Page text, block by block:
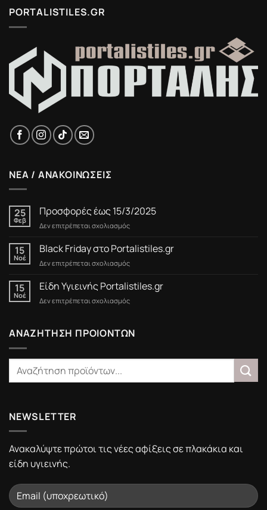
PORTALISTILES.GR
ΝΕΑ / ΑΝΑΚΟΙΝΩΣΕΙΣ
25
Φεβ
Προσφορές έως 15/3/2025
Δεν επιτρέπεται σχολιασμόςστο
έως
15/3/2025
15
Νοέ
Black Friday στο Portalistiles.gr
Δεν επιτρέπεται σχολιασμόςστο
Friday
στο
Portalistiles.gr
15
Νοέ
Είδη Υγιεινής Portalistiles.gr
Δεν επιτρέπεται σχολιασμόςστο
Portalistiles.gr
ΑΝΑΖΗΤΗΣΗ ΠΡΟΙΟΝΤΩΝ
NEWSLETTER
Ανακαλύψτε πρώτοι τις νέες αφίξεις σε πλακάκια και
είδη υγιεινής.